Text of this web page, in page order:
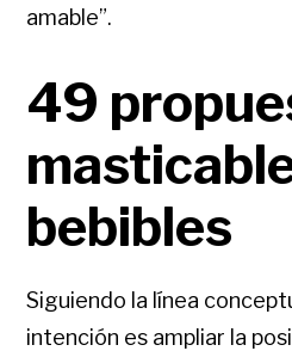
amable”.
49
bebibles
Siguiendo la línea
intención es ampliar la